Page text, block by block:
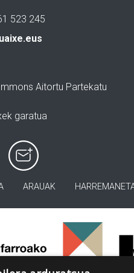
523 245
Aitortu Partekatu
garatua
ARAUAK